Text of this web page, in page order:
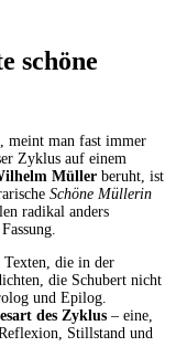
schöne
meint man fast immer
Zyklus auf einem
Müller beruht, ist
Schöne Müllerin
radikal anders
die in der
die Schubert nicht
und Epilog.
des Zyklus – eine,
Stillstand und